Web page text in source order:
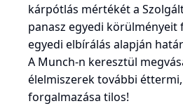
kárpótlás mértékét a
panasz egyedi körülményeit
egyedi elbírálás alapján
A Munch-n keresztül
élelmiszerek további
forgalmazása tilos!